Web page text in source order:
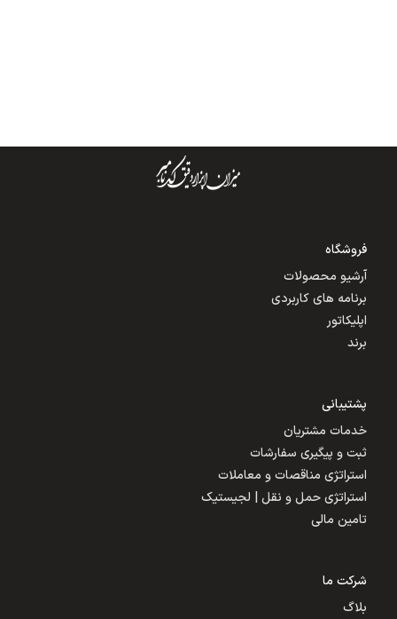
فروشگاه
آرشیو محصولات
برنامه های کاربردی
اپلیکاتور
برند
پشتیبانی
خدمات مشتریان
ثبت و پیگیری سفارشات
استراتژی مناقصات و معاملات
استراتژی حمل و نقل | لجیستیک
تامین مالی
شرکت ما
بلاگ